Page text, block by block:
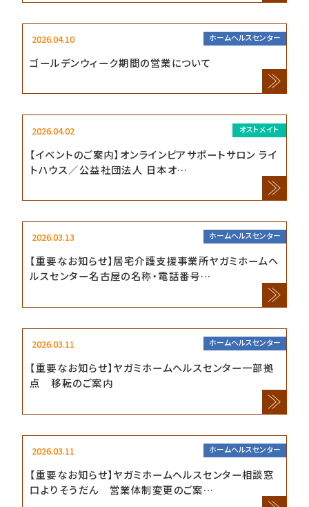
2026.04.10 ホームヘルスセンター
ゴールデンウィーク期間の営業について
2026.04.02 オストメイト
【イベントのご案内】オンラインピアサポートサロン ライ
トハウス／公益社団法人 日本オ…
2026.03.13 ホームヘルスセンター
【重要なお知らせ】居宅介護支援事業所ヤガミホームヘ
ルスセンター名古屋の名称・電話番号…
2026.03.11 ホームヘルスセンター
【重要なお知らせ】ヤガミホームヘルスセンター一部拠
点 移転のご案内
2026.03.11 ホームヘルスセンター
【重要なお知らせ】ヤガミホームヘルスセンター相談窓
口よりそうだん 営業体制変更のご案…